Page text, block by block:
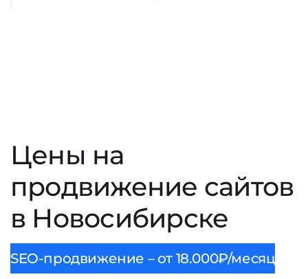
Цены на
продвижение сайтов
в Новосибирске
SEO-продвижение – от 18.000₽/месяц